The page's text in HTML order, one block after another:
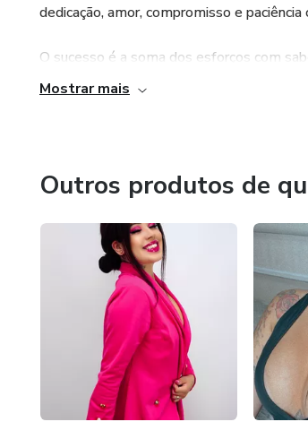
dedicação, amor, compromisso e
O sucesso é a soma dos esforços com
Mostrar mais
Outros produtos de